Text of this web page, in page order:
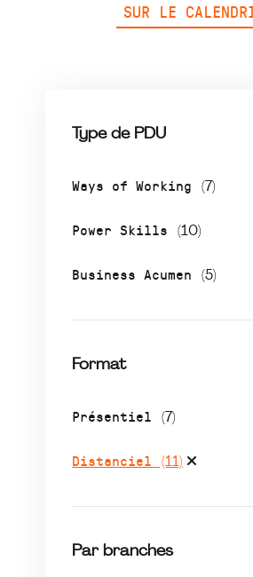
SUR LE
Type de PDU
Ways of Working (7)
Power Skills (10)
Business Acumen (5)
Format
Présentiel (7)
Distanciel (11)
Par branches